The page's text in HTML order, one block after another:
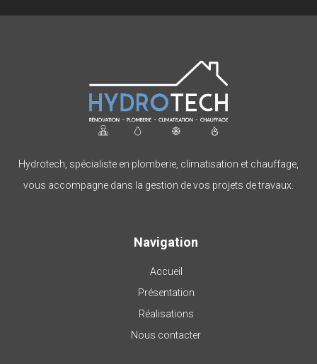
Hydrotech, spécialiste en plomberie, climatisation et chauffage,
vous accompagne dans la gestion de vos projets de travaux.
Navigation
Accueil
Présentation
Réalisations
Nous contacter